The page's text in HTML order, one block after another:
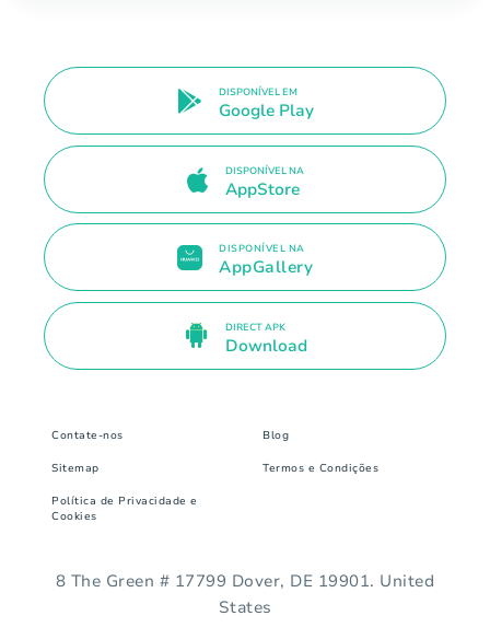
DISPONÍVEL EM
Google Play
DISPONÍVEL NA
AppStore
DISPONÍVEL NA
AppGallery
DIRECT APK
Download
Contate-nos Blog
Sitemap Termos e Condições
Política de Privacidade e
Cookies
8 The Green # 17799 Dover, DE 19901. United
States